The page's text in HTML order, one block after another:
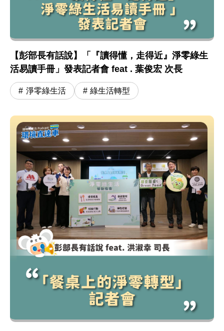
【彭部長有話說】「『讀得懂，走得近』淨零綠生
活易讀手冊」發表記者會 feat . 葉俊宏 次長
淨零綠生活 綠生活轉型